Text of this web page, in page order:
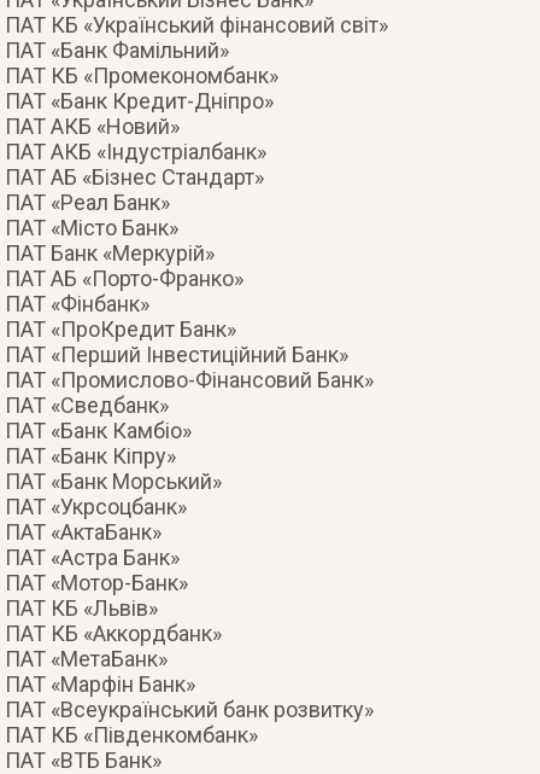
ПАТ КБ «Український фінансовий світ»
ПАТ «Банк Фамільний»
ПАТ КБ «Промекономбанк»
ПАТ «Банк Кредит-Дніпро»
ПАТ АКБ «Новий»
ПАТ АКБ «Індустріалбанк»
ПАТ АБ «Бізнес Стандарт»
ПАТ «Реал Банк»
ПАТ «Місто Банк»
ПАТ Банк «Меркурій»
ПАТ АБ «Порто-Франко»
ПАТ «Фінбанк»
ПАТ «ПроКредит Банк»
ПАТ «Перший Інвестиційний Банк»
ПАТ «Промислово-Фінансовий Банк»
ПАТ «Сведбанк»
ПАТ «Банк Камбіо»
ПАТ «Банк Кіпру»
ПАТ «Банк Морський»
ПАТ «Укрсоцбанк»
ПАТ «АктаБанк»
ПАТ «Астра Банк»
ПАТ «Мотор-Банк»
ПАТ КБ «Львів»
ПАТ КБ «Аккордбанк»
ПАТ «МетаБанк»
ПАТ «Марфін Банк»
ПАТ «Всеукраїнський банк розвитку»
ПАТ КБ «Південкомбанк»
ПАТ «ВТБ Банк»